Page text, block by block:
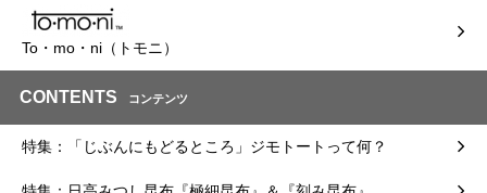
To・mo・ni（トモニ）
CONTENTS コンテンツ
特集：「じぶんにもどるところ」ジモトートって何？